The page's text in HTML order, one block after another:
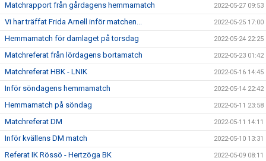
Matchrapport från gårdagens hemmamatch 2022-05-27 09:53
Vi har träffat Frida Arnell inför matchen... 2022-05-25 17:00
Hemmamatch för damlaget på torsdag 2022-05-24 22:25
Matchreferat från lördagens bortamatch 2022-05-23 01:42
Matchreferat HBK - LNIK 2022-05-16 14:45
Inför söndagens hemmamatch 2022-05-14 22:42
Hemmamatch på söndag 2022-05-11 23:58
Matchreferat DM 2022-05-11 14:11
Inför kvällens DM match 2022-05-10 13:31
Referat IK Rössö - Hertzöga BK 2022-05-09 08:11